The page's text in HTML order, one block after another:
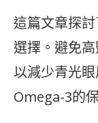
這篇文章探
選擇。避免
以減少青光
Omega-3的